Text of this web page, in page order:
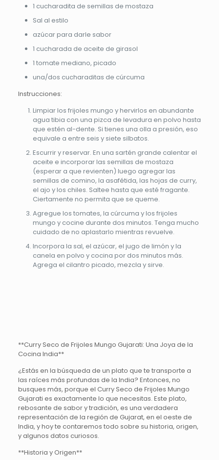
1 cucharadita de semillas de mostaza
Sal al estilo
azúcar para darle sabor
1 cucharada de aceite de girasol
1 tomate mediano, picado
una/dos cucharaditas de cúrcuma
Instrucciones:
Limpiar los frijoles mungo y hervirlos en abundante
agua tibia con una pizca de levadura en polvo hasta
que estén al-dente. Si tienes una olla a presión, eso
equivale a entre seis y siete silbatos.
Escurrir y reservar. En una sartén grande calentar el
aceite e incorporar las semillas de mostaza
(esperar a que revienten) luego agregar las
semillas de comino, la asafétida, las hojas de curry,
el ajo y los chiles. Saltee hasta que esté fragante.
Ciertamente no permita que se queme.
Agregue los tomates, la cúrcuma y los frijoles
mungo y cocine durante dos minutos. Tenga mucho
cuidado de no aplastarlo mientras revuelve.
Incorpora la sal, el azúcar, el jugo de limón y la
canela en polvo y cocina por dos minutos más.
Agrega el cilantro picado, mezcla y sirve.
**Curry Seco de Frijoles Mungo Gujarati: Una Joya de la
Cocina India**
¿Estás en la búsqueda de un plato que te transporte a
las raíces más profundas de la India? Entonces, no
busques más, porque el Curry Seco de Frijoles Mungo
Gujarati es exactamente lo que necesitas. Este plato,
rebosante de sabor y tradición, es una verdadera
representación de la región de Gujarat, en el oeste de
India, y hoy te contaremos todo sobre su historia, origen,
y algunos datos curiosos.
**Historia y Origen**